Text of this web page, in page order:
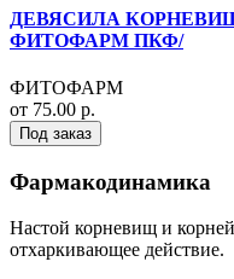
ДЕВЯСИЛА
ФИТОФАРМ ПКФ/
ФИТОФАРМ
от 75.00 р.
Под заказ
Фармакодинамика
Настой корневищ и
отхаркивающее действие.